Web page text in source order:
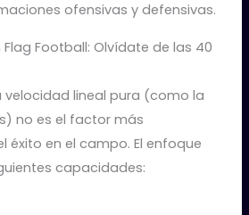
ofensivas y defensivas.
Football: Olvídate de las 40
velocidad lineal pura (como la
no es el factor más
éxito en el campo. El enfoque
capacidades: